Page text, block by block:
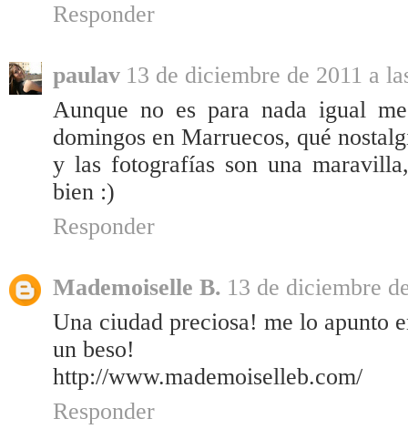
Responder
paulav 13 de diciembre de 2011 a
Aunque no es para nada igual
domingos en Marruecos, qué
y las fotografías son una
bien :)
Responder
Mademoiselle B. 13 de diciembre
Una ciudad preciosa! me lo apunto
un beso!
http://www.mademoiselleb.com/
Responder